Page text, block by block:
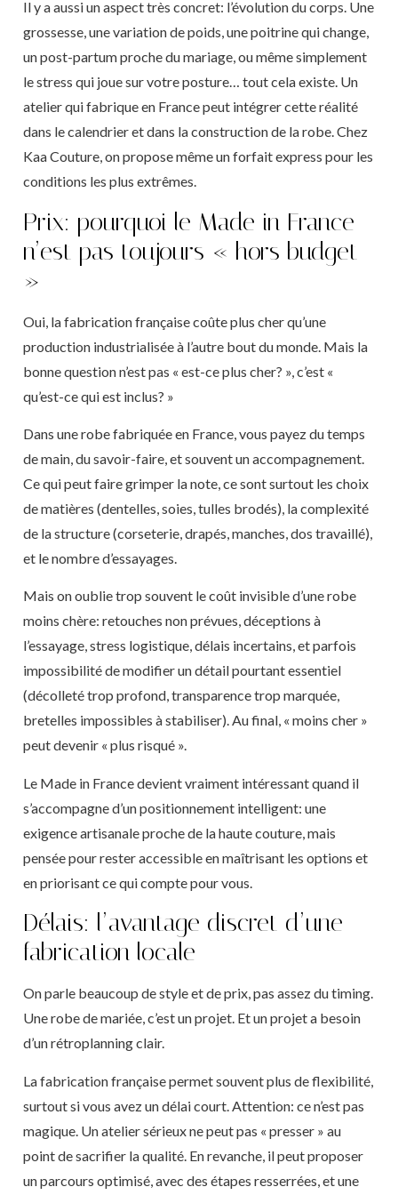
Il y a aussi un aspect très concret: l’évolution du corps. Une
grossesse, une variation de poids, une poitrine qui change,
un post-partum proche du mariage, ou même simplement
le stress qui joue sur votre posture… tout cela existe. Un
atelier qui fabrique en France peut intégrer cette réalité
dans le calendrier et dans la construction de la robe. Chez
Kaa Couture, on propose même un forfait express pour les
conditions les plus extrêmes.
Prix: pourquoi le Made in France
n’est pas toujours « hors budget
»
Oui, la fabrication française coûte plus cher qu’une
production industrialisée à l’autre bout du monde. Mais la
bonne question n’est pas « est-ce plus cher? », c’est «
qu’est-ce qui est inclus? »
Dans une robe fabriquée en France, vous payez du temps
de main, du savoir-faire, et souvent un accompagnement.
Ce qui peut faire grimper la note, ce sont surtout les choix
de matières (dentelles, soies, tulles brodés), la complexité
de la structure (corseterie, drapés, manches, dos travaillé),
et le nombre d’essayages.
Mais on oublie trop souvent le coût invisible d’une robe
moins chère: retouches non prévues, déceptions à
l’essayage, stress logistique, délais incertains, et parfois
impossibilité de modifier un détail pourtant essentiel
(décolleté trop profond, transparence trop marquée,
bretelles impossibles à stabiliser). Au final, « moins cher »
peut devenir « plus risqué ».
Le Made in France devient vraiment intéressant quand il
s’accompagne d’un positionnement intelligent: une
exigence artisanale proche de la haute couture, mais
pensée pour rester accessible en maîtrisant les options et
en priorisant ce qui compte pour vous.
Délais: l’avantage discret d’une
fabrication locale
On parle beaucoup de style et de prix, pas assez du timing.
Une robe de mariée, c’est un projet. Et un projet a besoin
d’un rétroplanning clair.
La fabrication française permet souvent plus de flexibilité,
surtout si vous avez un délai court. Attention: ce n’est pas
magique. Un atelier sérieux ne peut pas « presser » au
point de sacrifier la qualité. En revanche, il peut proposer
un parcours optimisé, avec des étapes resserrées, et une